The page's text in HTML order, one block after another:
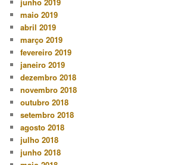
maio 2019
abril 2019
março 2019
fevereiro 2019
janeiro 2019
dezembro 2018
novembro 2018
outubro 2018
setembro 2018
agosto 2018
julho 2018
junho 2018